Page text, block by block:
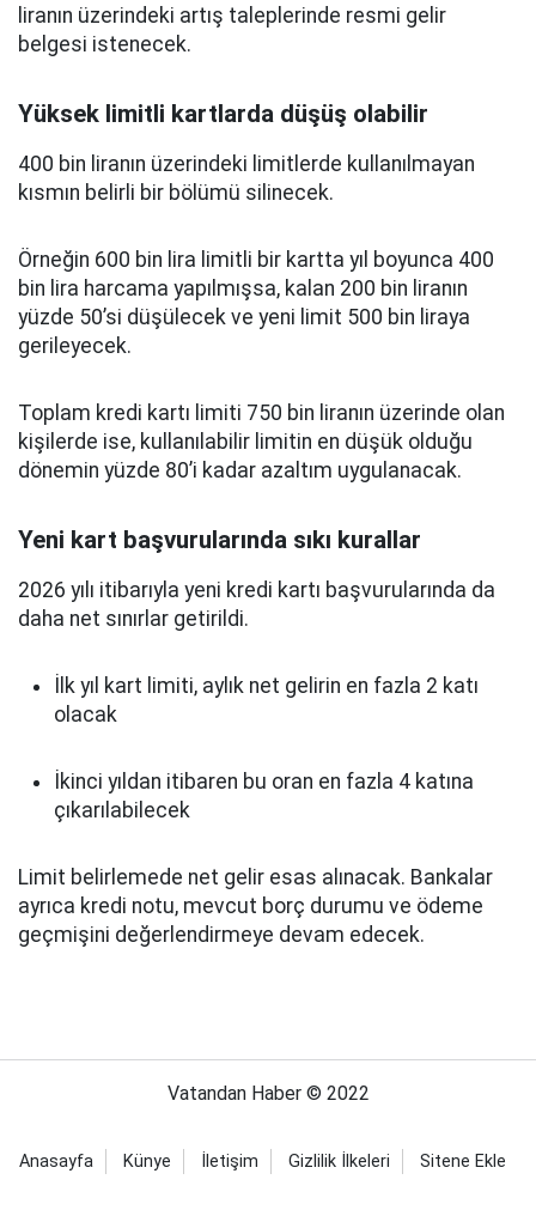
liranın üzerindeki artış taleplerinde resmi gelir
belgesi istenecek.
Yüksek limitli kartlarda düşüş olabilir
400 bin liranın üzerindeki limitlerde kullanılmayan
kısmın belirli bir bölümü silinecek.
Örneğin 600 bin lira limitli bir kartta yıl boyunca 400
bin lira harcama yapılmışsa, kalan 200 bin liranın
yüzde 50’si düşülecek ve yeni limit 500 bin liraya
gerileyecek.
Toplam kredi kartı limiti 750 bin liranın üzerinde olan
kişilerde ise, kullanılabilir limitin en düşük olduğu
dönemin yüzde 80’i kadar azaltım uygulanacak.
Yeni kart başvurularında sıkı kurallar
2026 yılı itibarıyla yeni kredi kartı başvurularında da
daha net sınırlar getirildi.
İlk yıl kart limiti, aylık net gelirin en fazla 2 katı
olacak
İkinci yıldan itibaren bu oran en fazla 4 katına
çıkarılabilecek
Limit belirlemede net gelir esas alınacak. Bankalar
ayrıca kredi notu, mevcut borç durumu ve ödeme
geçmişini değerlendirmeye devam edecek.
Vatandan Haber © 2022
Anasayfa Künye İletişim Gizlilik İlkeleri Sitene Ekle